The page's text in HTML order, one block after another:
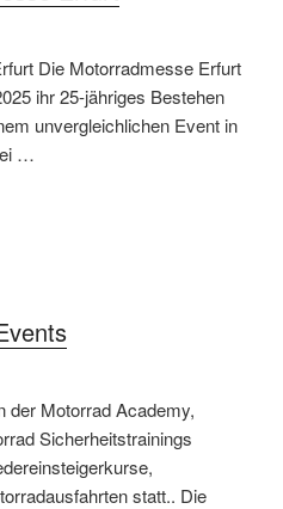
Die Motorradmesse Erfurt
ihr 25-jähriges Bestehen
unvergleichlichen Event in
…
der Motorrad Academy,
Sicherheitstrainings
statt.. Die